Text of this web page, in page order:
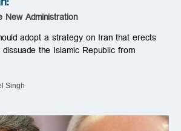
Administration
adopt a strategy on Iran that erects
the Islamic Republic from
Singh